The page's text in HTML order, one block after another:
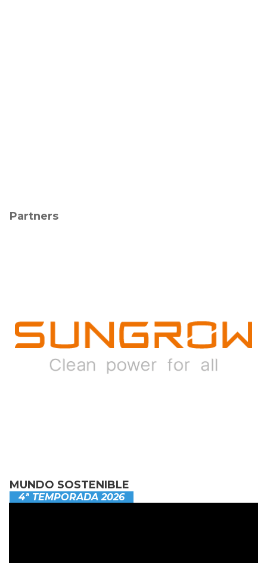
Partners
MUNDO SOSTENIBLE
4ª TEMPORADA 2026